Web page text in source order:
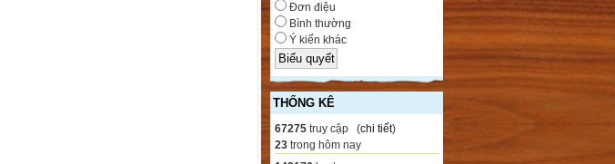
Đơn điệu
Bình thường
Ý kiến khác
THỐNG KÊ
67275 truy cập (chi tiết)
23 trong hôm nay